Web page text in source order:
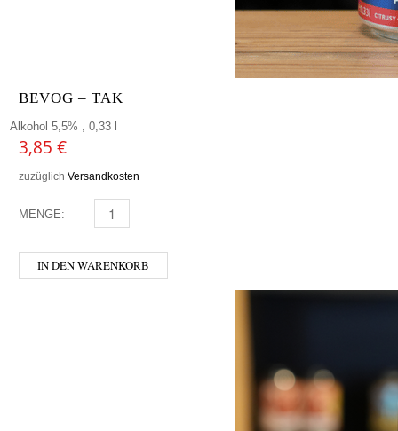
BEVOG – TAK
Alkohol 5,5% , 0,33 l
3,85 €
zuzüglich Versandkosten
MENGE: BEVOG - TAK MENGE
IN DEN WARENKORB